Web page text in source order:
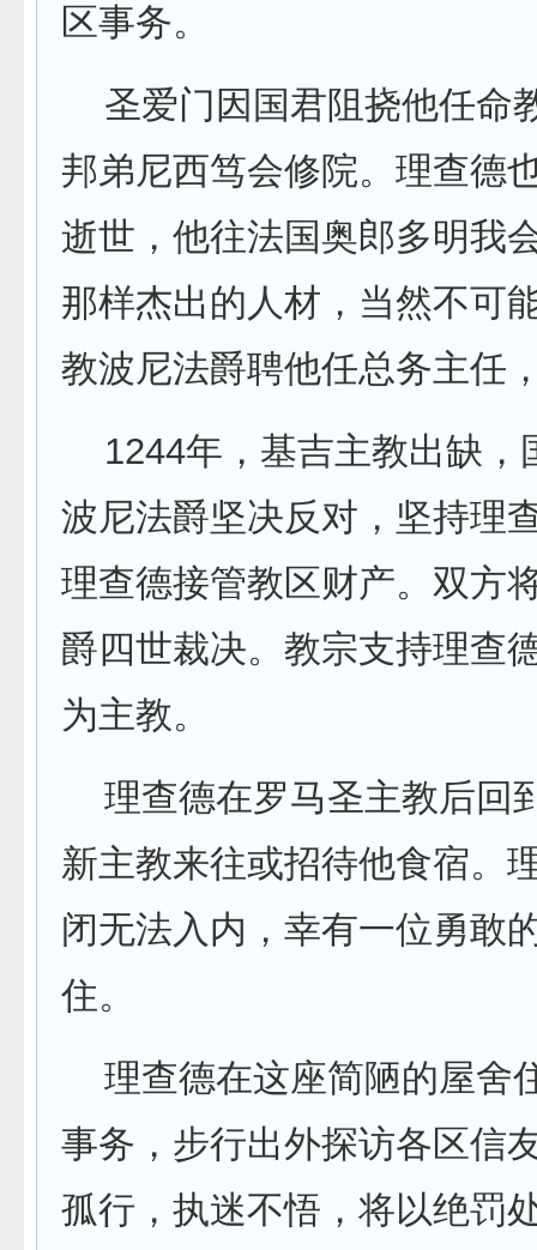
区事务。
圣爱门因国君阻挠他任命
邦弟尼西笃会修院。理查德
逝世，他往法国奥郎多明我
那样杰出的人材，当然不可
教波尼法爵聘他任总务主任
1244年，基吉主教出缺，
波尼法爵坚决反对，坚持理
理查德接管教区财产。双方
爵四世裁决。教宗支持理查
为主教。
理查德在罗马圣主教后回
新主教来往或招待他食宿。
闭无法入内，幸有一位勇敢
住。
理查德在这座简陋的屋舍
事务，步行出外探访各区信
孤行，执迷不悟，将以绝罚